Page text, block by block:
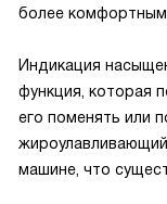
более комфортным.
Индикация
функция, которая
его поменять или
машине, что